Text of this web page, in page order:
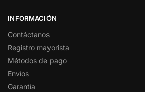
INFORMACIÓN
Contáctanos
Registro mayorista
Métodos de pago
Envíos
Garantía